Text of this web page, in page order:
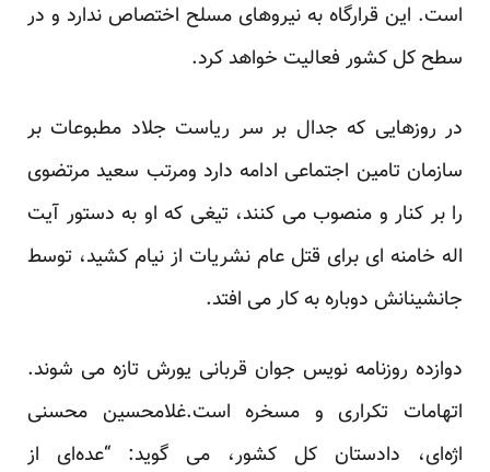
است. این قرارگاه به نیروهای مسلح اختصاص ندارد و در
سطح کل کشور فعالیت خواهد کرد.
در روزهایی که جدال بر سر ریاست جلاد مطبوعات بر
سازمان تامین اجتماعی ادامه دارد ومرتب سعید مرتضوی
را بر کنار و منصوب می کنند، تیغی که او به دستور آیت
اله خامنه ای برای قتل عام نشریات از نیام کشید، توسط
جانشینانش دوباره به کار می افتد.
دوازده روزنامه نویس جوان قربانی یورش تازه می شوند.
اتهامات تکراری و مسخره است.غلامحسین محسنی
اژه‌ای، دادستان کل کشور، می گوید: “عده‌ای از